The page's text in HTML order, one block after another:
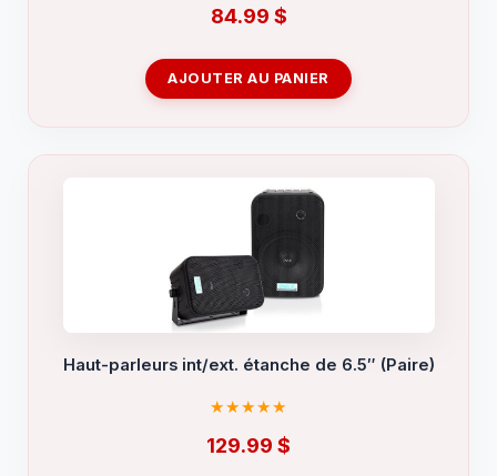
84.99 $
AJOUTER AU PANIER
Haut-parleurs int/ext. étanche de 6.5″ (Paire)
129.99 $